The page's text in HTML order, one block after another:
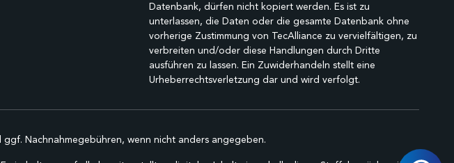
Datenbank, dürfen nicht kopiert werden. Es ist zu
unterlassen, die Daten oder die gesamte Datenbank ohne
vorherige Zustimmung von TecAlliance zu vervielfältigen, zu
verbreiten und/oder diese Handlungen durch Dritte
ausführen zu lassen. Ein Zuwiderhandeln stellt eine
Urheberrechtsverletzung dar und wird verfolgt.
ggf. Nachnahmegebühren, wenn nicht anders angegeben.